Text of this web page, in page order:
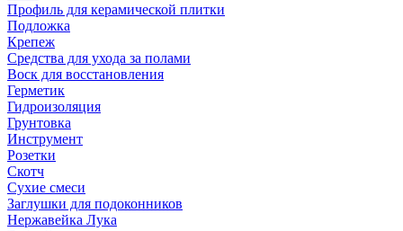
Профиль для керамической плитки
Подложка
Крепеж
Средства для ухода за полами
Воск для восстановления
Герметик
Гидроизоляция
Грунтовка
Инструмент
Розетки
Скотч
Сухие смеси
Заглушки для подоконников
Нержавейка Лука